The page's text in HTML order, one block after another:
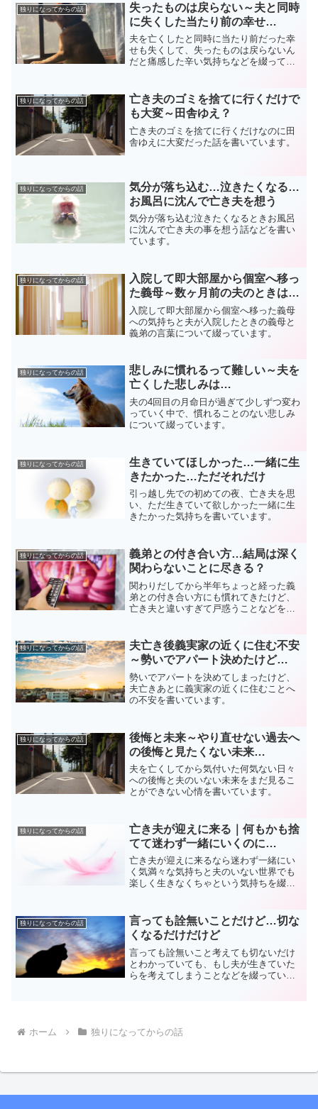
独りになってからの話
失ったものは戻らない～夫と同時
に失くした当たり前の幸せ…
夫を亡くしたと同時に当たり前だった幸
せも失くして、失ったものは戻らないん
だと痛感した辛い気持ちなどを綴ってい
独りになってからの話
亡き夫のゴミを捨てに行くだけで
も大変～田舎ゆえ？
亡き夫のゴミを捨てに行くだけなのに田
舎ゆえに大変だった話を書いています。
独りになってからの話
気分が落ち込む…泣きたくなる…
お風呂に沈んで亡き夫を想う
気分が落ち込む泣きたくなるときお風呂
に沈んで亡き夫の事を想う話などを書い
ています。
独りになってからの話
入院して即大部屋から個室へ移っ
た義母～数ヶ月前の夫のときは…
入院して即大部屋から個室へ移った義母
への気持ちと夫が入院したときの義母と
義弟の言葉について綴っています。
独りになってからの話
悲しみに慣れるって難しい～夫を
亡くした悲しみは…
夫の4回目の月命日が過ぎて少しずつ変わ
っていく中で、慣れることのない悲しみ
について綴っています。
独りになってからの話
生きていてほしかった…一緒に生
きたかった…ただそれだけ
引っ越し先での初めての夜、亡き夫を思
い、ただ生きていて欲しかった一緒に生
きたかった気持ちを書いています。
独りになってからの話
義弟との付き合い方…結局は深く
関わらないことに尽きる？
関わりだしてから半年ちょっと経った義
弟との付き合い方にも慣れてきたけど、
亡き夫と違いすぎて戸惑うことなどを綴
独りになってからの話
夫亡き後義実家の近くに住む不安
～勢いでアパート決めたけど…
勢いでアパートを決めてしまったけど、
夫亡きあとに義実家の近くに住むことへ
の不安を書いています。
独りになってからの話
後悔と未来～やり直せない過去へ
の後悔と見たくない未来…
夫を亡くしてから気付いた何気ない日々
への後悔と夫のいない未来をまだ見るこ
とができない心情を書いています。
独りになってからの話
亡き夫が迎えに来る｜何もかも捨
てて迷わず一緒にいくのに…
亡き夫が迎えに来るなら迷わず一緒にい
く気満々な気持ちと夫のいない世界でも
楽しく生きなくちゃという気持ちを綴っ
独りになってからの話
言っても詮無いことだけど…切な
くなるだけだけど
言っても詮無いこと考えても切ないだけ
とわかっていても、もし夫が生きていた
らを考えてしまうことなどを綴っていま
ホーム 独りになってからの話